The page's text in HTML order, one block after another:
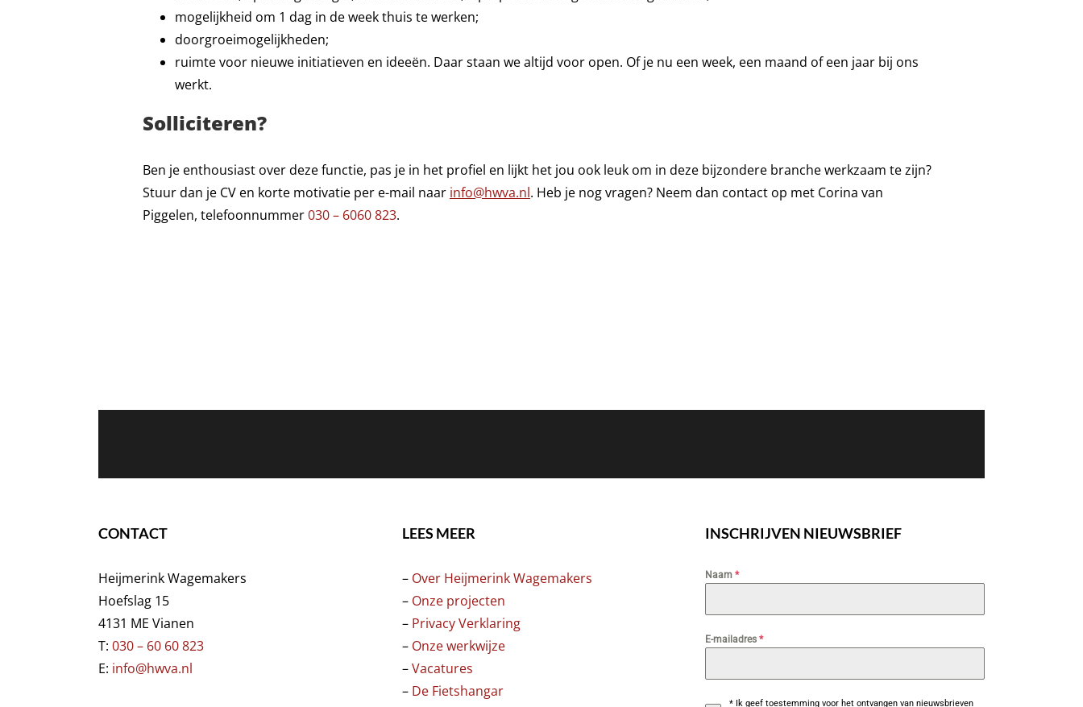
mogelijkheid om 1 dag in de week thuis te werken;
doorgroeimogelijkheden;
ruimte voor nieuwe initiatieven en ideeën. Daar staan we altijd voor open. Of je nu een week, een maand of een jaar bij ons
werkt.
Solliciteren?
Ben je enthousiast over deze functie, pas je in het profiel en lijkt het jou ook leuk om in deze bijzondere branche werkzaam te zijn?
Stuur dan je CV en korte motivatie per e-mail naar info@hwva.nl. Heb je nog vragen? Neem dan contact op met Corina van
Piggelen, telefoonnummer030 – 6060 823.
CONTACT
Heijmerink Wagemakers
Hoefslag 15
4131 ME Vianen
T: 030 – 60 60 823
E: info@hwva.nl
LEES MEER
– Over Heijmerink Wagemakers
– Onze projecten
– Privacy Verklaring
– Onze werkwijze
–Vacatures
– De Fietshangar
INSCHRIJVEN NIEUWSBRIEF
Naam*
E-mailadres*
* Ik geef toestemming voor het ontvangen van nieuwsbrieven